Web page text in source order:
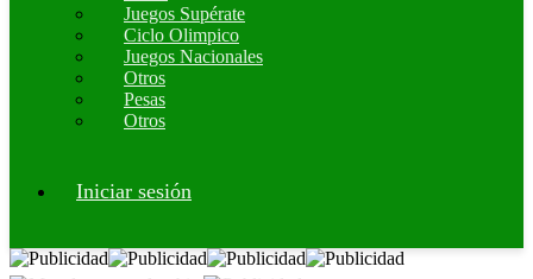
Juegos Supérate
Ciclo Olimpico
Juegos Nacionales
Otros
Pesas
Otros
Iniciar sesión